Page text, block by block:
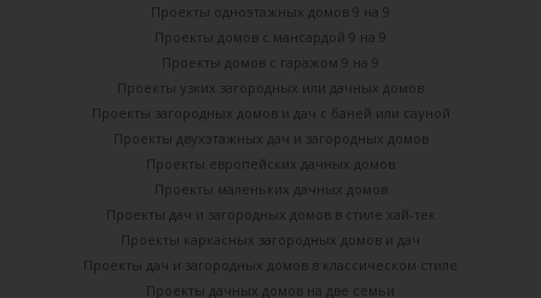
Проекты одноэтажных домов 9 на 9
Проекты домов с мансардой 9 на 9
Проекты домов с гаражом 9 на 9
Проекты узких загородных или дачных домов
Проекты загородных домов и дач с баней или сауной
Проекты двухэтажных дач и загородных домов
Проекты европейских дачных домов
Проекты маленьких дачных домов
Проекты дач и загородных домов в стиле хай-тек
Проекты каркасных загородных домов и дач
Проекты дач и загородных домов в классическом стиле
Проекты дачных домов на две семьи